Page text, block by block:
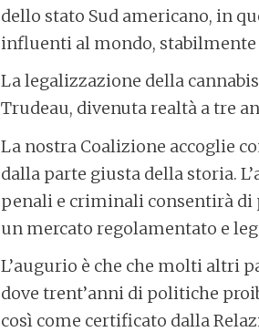
dello stato Sud americano, in
influenti al mondo, stabilmente
La legalizzazione della
Trudeau, divenuta realtà a tre
La nostra Coalizione accoglie
dalla parte giusta della storia.
penali e criminali consentirà di
un mercato regolamentato e
L’augurio è che che molti altri
dove trent’anni di politiche
così come certificato dalla